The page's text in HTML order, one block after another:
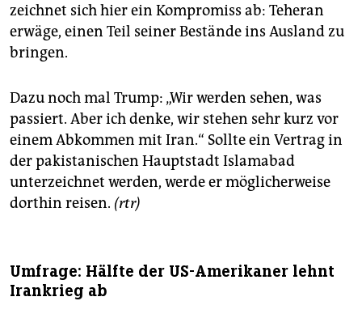
zeichnet sich hier ein Kompromiss ab: Teheran
erwäge, einen Teil seiner Bestände ins Ausland zu
bringen.
Dazu noch mal Trump: „Wir werden sehen, was
passiert. Aber ich denke, wir stehen sehr kurz vor
einem Abkommen mit Iran.“ Sollte ein Vertrag in
der pakistanischen Hauptstadt Islamabad
unterzeichnet werden, werde er möglicherweise
dorthin reisen. (rtr)
Umfrage: Hälfte der US-Amerikaner lehnt
Irankrieg ab